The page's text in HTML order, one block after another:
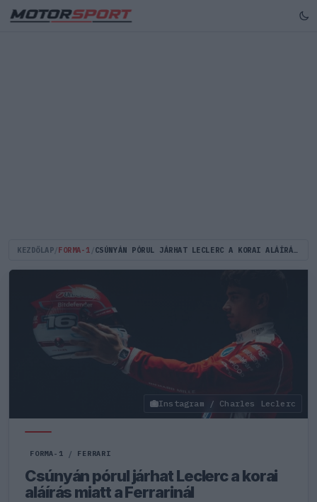
KEZDŐLAP FORMA-1 CSÚNYÁN PÓRUL JÁRHAT LECLERC A KORAI ALÁÍRÁS MIATT A FERRARINÁL
Instagram / Charles Leclerc
FORMA-1 / FERRARI
Csúnyán pórul járhat Leclerc a korai
aláírás miatt a Ferrarinál